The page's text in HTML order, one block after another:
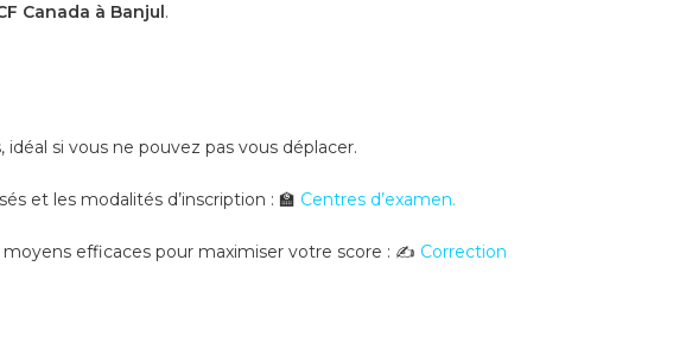
Canada à Banjul .
si vous ne pouvez pas vous déplacer.
et les modalités d’inscription : 🏫 Centres d’examen.
efficaces pour maximiser votre score : ✍️ Correction